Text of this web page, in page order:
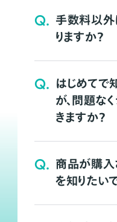
Q. 手数料以外
りますか？
Q. はじめてで
が、問題な
きますか？
Q. 商品が購入
を知りたい